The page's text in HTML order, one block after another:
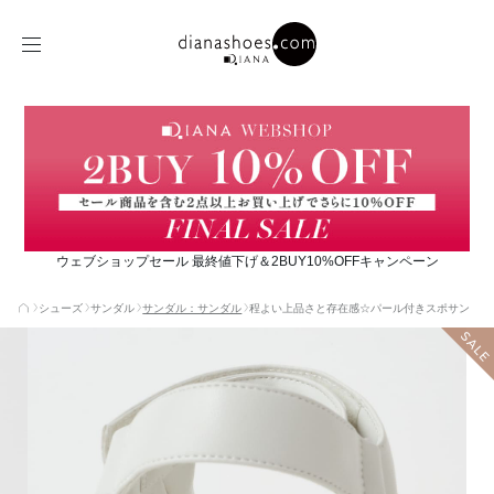
ウェブショップセール 最終値下げ＆2BUY10%OFFキャンペーン
シューズ サンダル サンダル：サンダル 程よい上品さと存在感☆パール付きスポサン